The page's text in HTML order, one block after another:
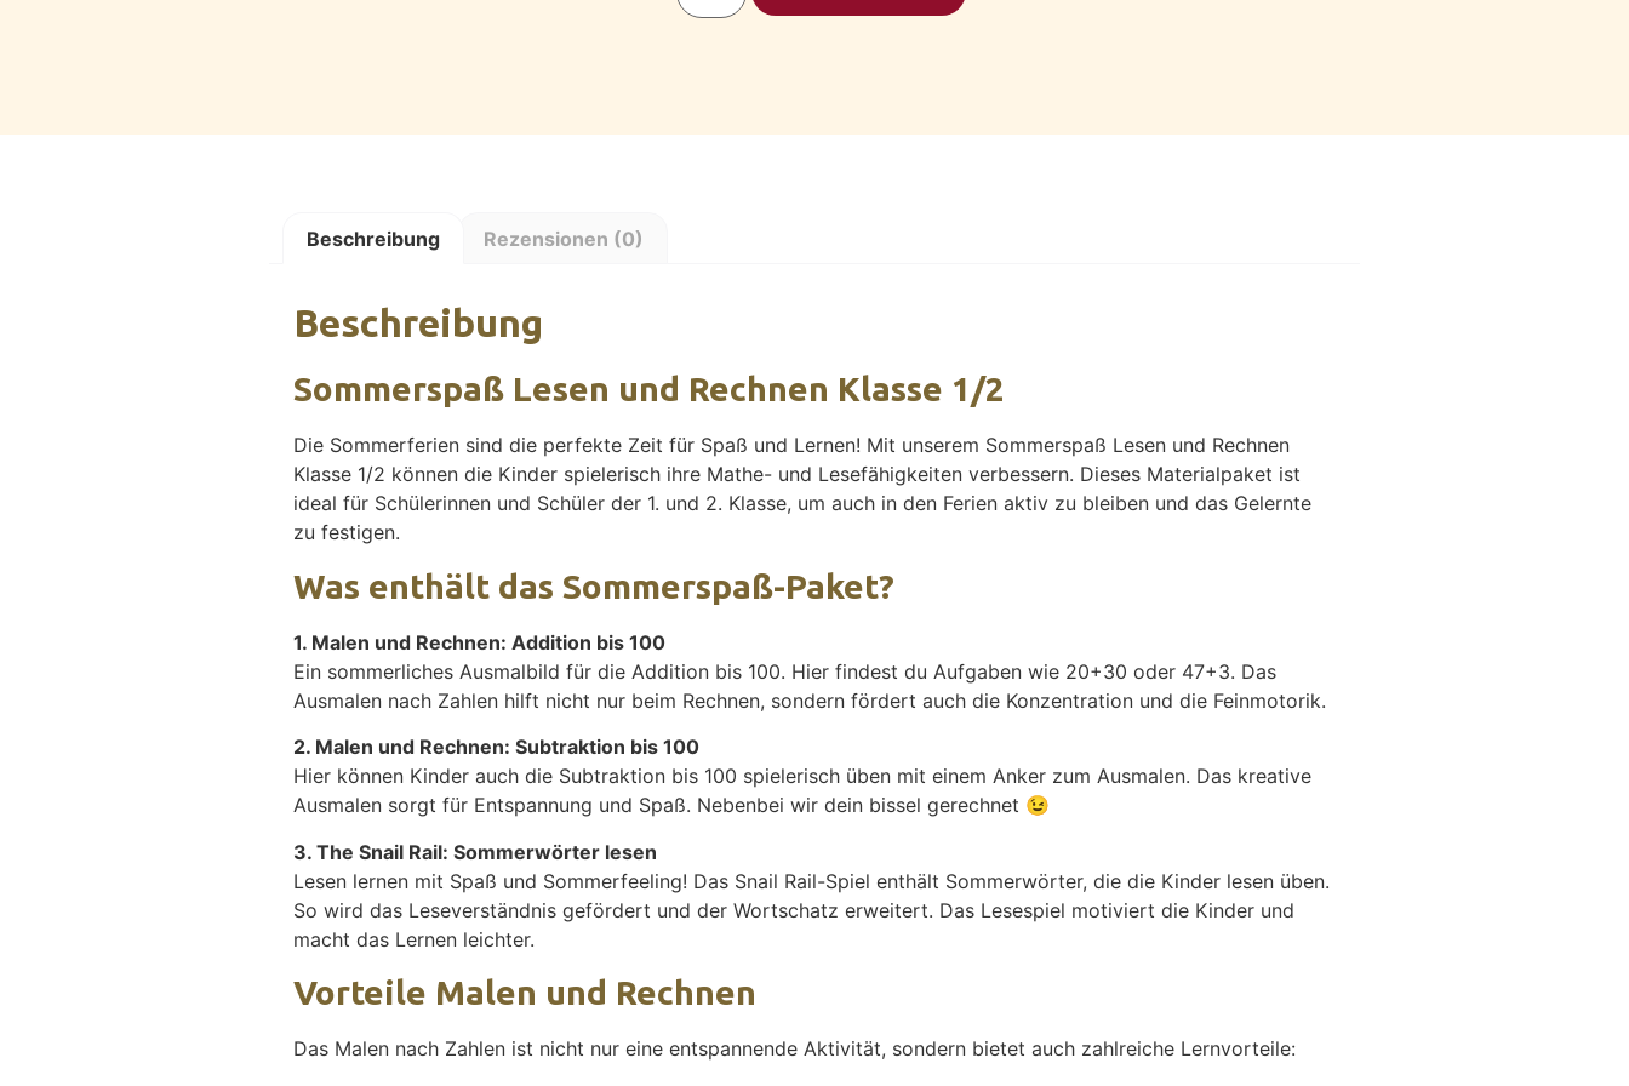
Beschreibung Rezensionen (0)
Beschreibung
Sommerspaß Lesen und Rechnen Klasse 1/2
Die Sommerferien sind die perfekte Zeit für Spaß und Lernen! Mit unserem Sommerspaß Lesen und Rechnen
Klasse 1/2 können die Kinder spielerisch ihre Mathe- und Lesefähigkeiten verbessern. Dieses Materialpaket ist
ideal für Schülerinnen und Schüler der 1. und 2. Klasse, um auch in den Ferien aktiv zu bleiben und das Gelernte
zu festigen.
Was enthält das Sommerspaß-Paket?
1. Malen und Rechnen: Addition bis 100
Ein sommerliches Ausmalbild für die Addition bis 100. Hier findest du Aufgaben wie 20+30 oder 47+3. Das
Ausmalen nach Zahlen hilft nicht nur beim Rechnen, sondern fördert auch die Konzentration und die Feinmotorik.
2. Malen und Rechnen: Subtraktion bis 100
Hier können Kinder auch die Subtraktion bis 100 spielerisch üben mit einem Anker zum Ausmalen. Das kreative
Ausmalen sorgt für Entspannung und Spaß. Nebenbei wir dein bissel gerechnet 😉
3. The Snail Rail: Sommerwörter lesen
Lesen lernen mit Spaß und Sommerfeeling! Das Snail Rail-Spiel enthält Sommerwörter, die die Kinder lesen üben.
So wird das Leseverständnis gefördert und der Wortschatz erweitert. Das Lesespiel motiviert die Kinder und
macht das Lernen leichter.
Vorteile Malen und Rechnen
Das Malen nach Zahlen ist nicht nur eine entspannende Aktivität, sondern bietet auch zahlreiche Lernvorteile: